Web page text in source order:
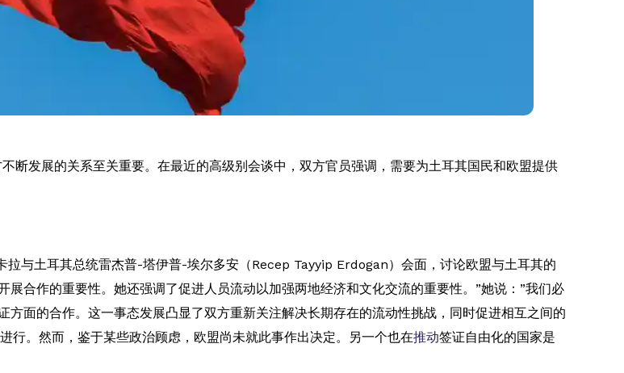
断发展的关系至关重要。在最近的高级别会谈中，双方官员强调，需要为土耳其国民和欧盟提供
与土耳其总统雷杰普-塔伊普-埃尔多安（Recep Tayyip Erdogan）会面，讨论欧盟与土耳其的
合作的重要性。她还强调了促进人员流动以加强两地经济和文化交流的重要性。”她说：”我们必
面的合作。这一事态发展凸显了双方重新关注解决长期存在的流动性挑战，同时促进相互之间的
行。然而，鉴于某些政治顾虑，欧盟尚未就此事作出决定。另一个也在推动签证自由化的国家是